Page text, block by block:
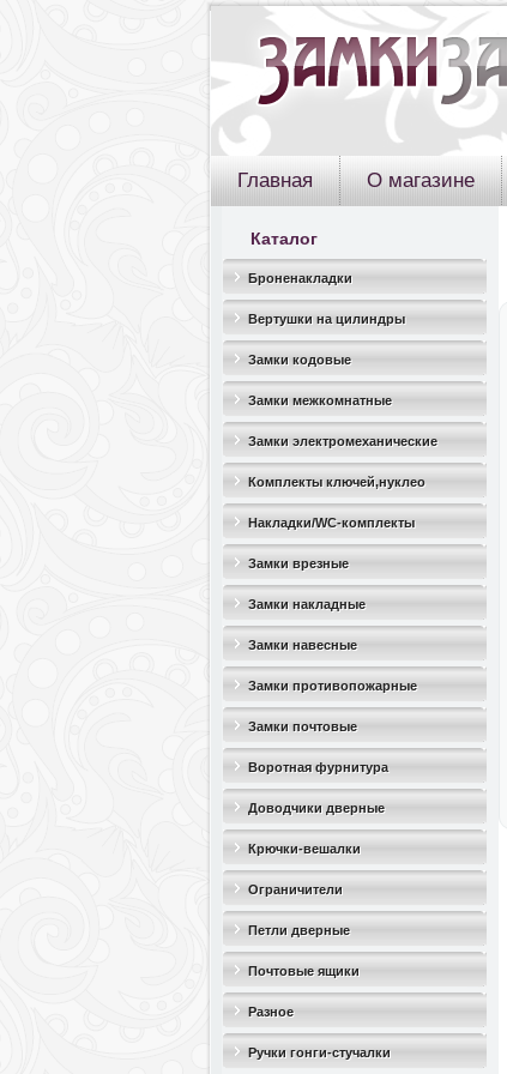
Главная О магазине
Каталог
Броненакладки
Вертушки на цилиндры
Замки кодовые
Замки межкомнатные
Замки электромеханические
Комплекты ключей,нуклео
Накладки/WC-комплекты
Замки врезные
Замки накладные
Замки навесные
Замки противопожарные
Замки почтовые
Воротная фурнитура
Доводчики дверные
Крючки-вешалки
Ограничители
дверные(стопоры)
Петли дверные
Почтовые ящики
Разное
Ручки гонги-стучалки